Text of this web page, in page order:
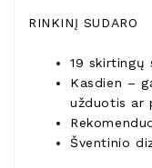
RINKINĮ SUDARO
19 skirtingų
Kasdien –
užduotis ar
Šventinio